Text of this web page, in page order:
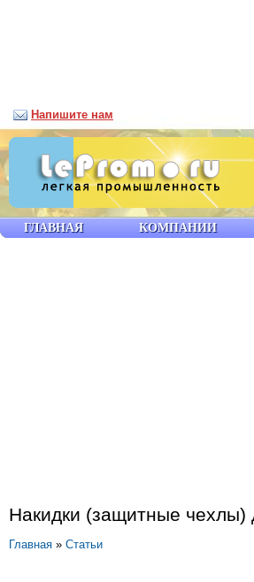
Накидки (защитные чехлы)
Главная » Статьи
ГЛАВНАЯ КОМПАНИИ
Напишите нам